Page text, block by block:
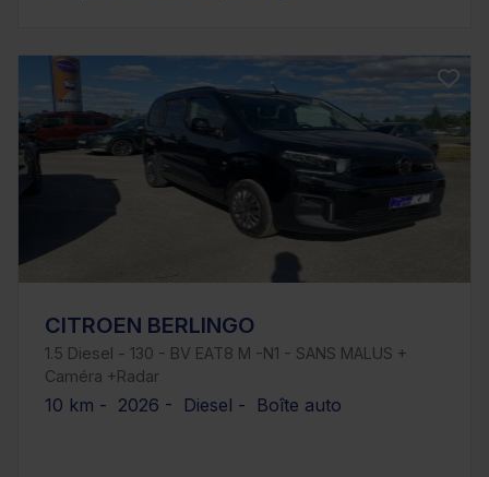
CITROEN BERLINGO
1.5 Diesel - 130 - BV EAT8 M -N1 - SANS MALUS +
Caméra +Radar
10 km - 2026 - Diesel - Boîte auto